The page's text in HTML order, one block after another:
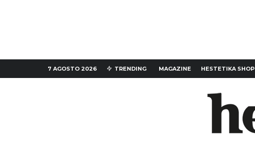
7 AGOSTO 2026 TRENDING MAGAZINE HESTETIKA SHOP